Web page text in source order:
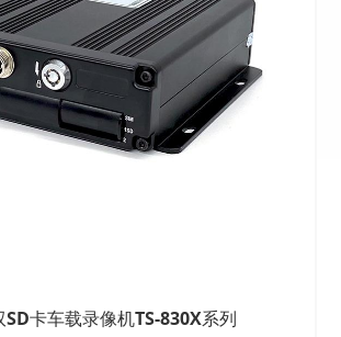
SD卡车载录像机TS-830X系列